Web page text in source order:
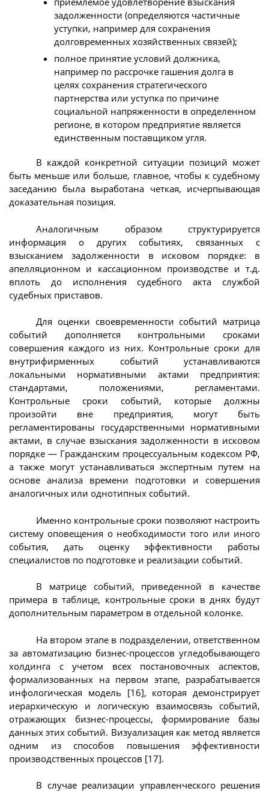
задолженности (определяются частичные
уступки, например для сохранения
долговременных хозяйственных связей);
полное принятие условий должника,
например по рассрочке гашения долга в
целях сохранения стратегического
партнерства или уступка по причине
социальной напряженности в определенном
регионе, в котором предприятие является
единственным поставщиком угля.
В каждой конкретной ситуации позиций может
быть меньше или больше, главное, чтобы к судебному
заседанию была выработана четкая, исчерпывающая
доказательная позиция.
Аналогичным образом структурируется
информация о других событиях, связанных с
взысканием задолженности в исковом порядке: в
апелляционном и кассационном производстве и т.д.
вплоть до исполнения судебного акта службой
судебных приставов.
Для оценки своевременности событий матрица
событий дополняется контрольными сроками
совершения каждого из них. Контрольные сроки для
внутрифирменных событий устанавливаются
локальными нормативными актами предприятия:
стандартами, положениями, регламентами.
Контрольные сроки событий, которые должны
произойти вне предприятия, могут быть
регламентированы государственными нормативными
актами, в случае взыскания задолженности в исковом
порядке — Гражданским процессуальным кодексом РФ,
а также могут устанавливаться экспертным путем на
основе анализа времени подготовки и совершения
аналогичных или однотипных событий.
Именно контрольные сроки позволяют настроить
систему оповещения о необходимости того или иного
события, дать оценку эффективности работы
специалистов по подготовке и реализации событий.
В матрице событий, приведенной в качестве
примера в таблице, контрольные сроки в днях будут
дополнительным параметром в отдельной колонке.
На втором этапе в подразделении, ответственном
за автоматизацию бизнес-процессов угледобывающего
холдинга с учетом всех постановочных аспектов,
формализованных на первом этапе, разрабатывается
инфологическая модель [16], которая демонстрирует
иерархическую и логическую взаимосвязь событий,
отражающих бизнес-процессы, формирование базы
данных этих событий. Визуализация как метод является
одним из способов повышения эффективности
производственных процессов [17].
В случае реализации управленческого решения